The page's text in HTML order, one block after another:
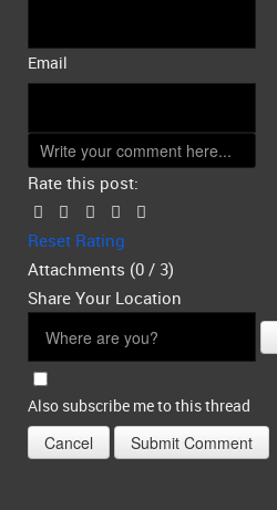
Email
Rate this post:
Reset Rating
Attachments (0 / 3)
Share Your Location
Also subscribe me to this thread
Cancel Submit Comment